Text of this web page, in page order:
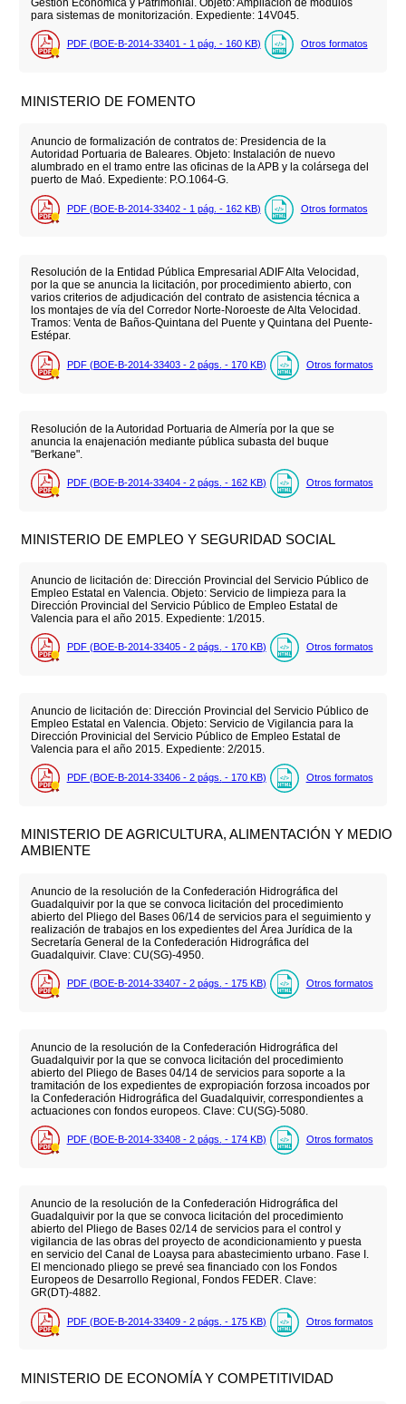
Gestión Económica y Patrimonial. Objeto: Ampliación de módulos
para sistemas de monitorización. Expediente: 14V045.
PDF (BOE-B-2014-33401 - 1 pág. - 160 KB) Otros formatos
MINISTERIO DE FOMENTO
Anuncio de formalización de contratos de: Presidencia de la
Autoridad Portuaria de Baleares. Objeto: Instalación de nuevo
alumbrado en el tramo entre las oficinas de la APB y la colársega del
puerto de Maó. Expediente: P.O.1064-G.
PDF (BOE-B-2014-33402 - 1 pág. - 162 KB) Otros formatos
Resolución de la Entidad Pública Empresarial ADIF Alta Velocidad,
por la que se anuncia la licitación, por procedimiento abierto, con
varios criterios de adjudicación del contrato de asistencia técnica a
los montajes de vía del Corredor Norte-Noroeste de Alta Velocidad.
Tramos: Venta de Baños-Quintana del Puente y Quintana del Puente-
Estépar.
PDF (BOE-B-2014-33403 - 2 págs. - 170 KB) Otros formatos
Resolución de la Autoridad Portuaria de Almería por la que se
anuncia la enajenación mediante pública subasta del buque
"Berkane".
PDF (BOE-B-2014-33404 - 2 págs. - 162 KB) Otros formatos
MINISTERIO DE EMPLEO Y SEGURIDAD SOCIAL
Anuncio de licitación de: Dirección Provincial del Servicio Público de
Empleo Estatal en Valencia. Objeto: Servicio de limpieza para la
Dirección Provincial del Servicio Público de Empleo Estatal de
Valencia para el año 2015. Expediente: 1/2015.
PDF (BOE-B-2014-33405 - 2 págs. - 170 KB) Otros formatos
Anuncio de licitación de: Dirección Provincial del Servicio Público de
Empleo Estatal en Valencia. Objeto: Servicio de Vigilancia para la
Dirección Provinicial del Servicio Público de Empleo Estatal de
Valencia para el año 2015. Expediente: 2/2015.
PDF (BOE-B-2014-33406 - 2 págs. - 170 KB) Otros formatos
MINISTERIO DE AGRICULTURA, ALIMENTACIÓN Y MEDIO
AMBIENTE
Anuncio de la resolución de la Confederación Hidrográfica del
Guadalquivir por la que se convoca licitación del procedimiento
abierto del Pliego del Bases 06/14 de servicios para el seguimiento y
realización de trabajos en los expedientes del Área Jurídica de la
Secretaría General de la Confederación Hidrográfica del
Guadalquivir. Clave: CU(SG)-4950.
PDF (BOE-B-2014-33407 - 2 págs. - 175 KB) Otros formatos
Anuncio de la resolución de la Confederación Hidrográfica del
Guadalquivir por la que se convoca licitación del procedimiento
abierto del Pliego de Bases 04/14 de servicios para soporte a la
tramitación de los expedientes de expropiación forzosa incoados por
la Confederación Hidrográfica del Guadalquivir, correspondientes a
actuaciones con fondos europeos. Clave: CU(SG)-5080.
PDF (BOE-B-2014-33408 - 2 págs. - 174 KB) Otros formatos
Anuncio de la resolución de la Confederación Hidrográfica del
Guadalquivir por la que se convoca licitación del procedimiento
abierto del Pliego de Bases 02/14 de servicios para el control y
vigilancia de las obras del proyecto de acondicionamiento y puesta
en servicio del Canal de Loaysa para abastecimiento urbano. Fase I.
El mencionado pliego se prevé sea financiado con los Fondos
Europeos de Desarrollo Regional, Fondos FEDER. Clave:
GR(DT)-4882.
PDF (BOE-B-2014-33409 - 2 págs. - 175 KB) Otros formatos
MINISTERIO DE ECONOMÍA Y COMPETITIVIDAD